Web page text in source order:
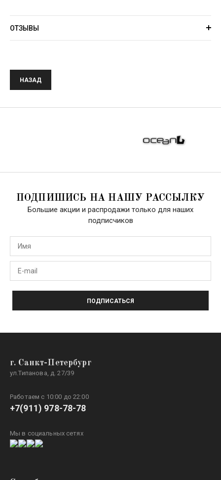
ОТЗЫВЫ
НАЗАД
ПОДПИШИСЬ НА НАШУ РАССЫЛКУ
Большие акции и распродажи только для наших
подписчиков
ПОДПИСАТЬСЯ
г. Санкт-Петербург
ул.Типанова, д. 27/39
Работаем с 10:00 до 22:00
+7(911) 978-78-78
Мы в социальных сетях